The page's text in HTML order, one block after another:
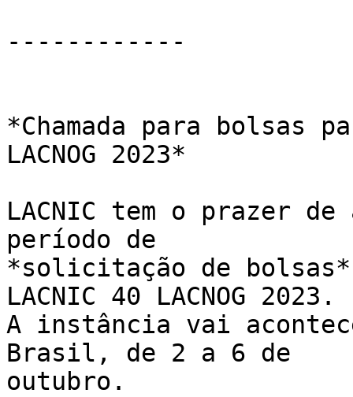
------------
*Chamada para bolsas
LACNOG 2023*
LACNIC tem o prazer
período de
*solicitação de
LACNIC 40 LACNOG 2023.
A instância vai
Brasil, de 2 a 6 de
outubro.